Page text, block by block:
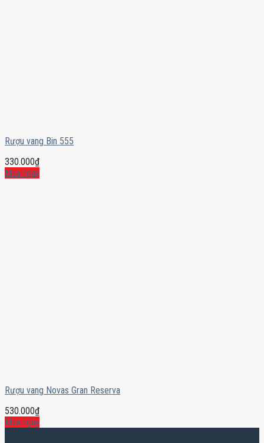
Rượu vang Bin 555
330.000₫
Mua ngay
Rượu vang Novas Gran Reserva
530.000₫
Mua ngay